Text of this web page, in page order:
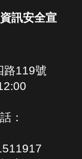
訊安全宣
路119號
：